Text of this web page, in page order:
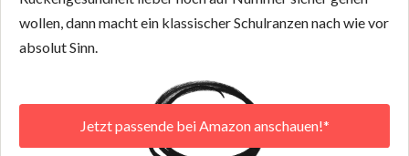
wollen, dann macht ein klassischer Schulranzen nach wie vor
absolut Sinn.
Jetzt passende bei Amazon anschauen!*